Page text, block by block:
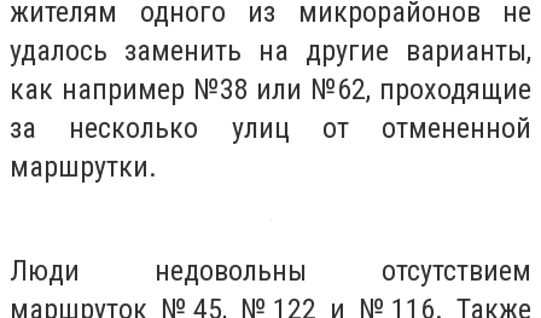
жителям одного из микрорайонов не
удалось заменить на другие варианты,
как например №38 или №62, проходящие
за несколько улиц от отмененной
маршрутки.
Люди недовольны отсутствием
маршруток №45, №122 и №116. Также